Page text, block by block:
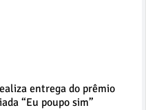
entrega do prêmio
“Eu poupo sim”